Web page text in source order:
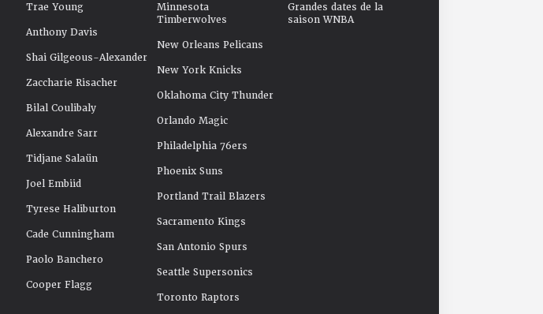
Trae Young
Anthony Davis
Shai Gilgeous-Alexander
Zaccharie Risacher
Bilal Coulibaly
Alexandre Sarr
Tidjane Salaün
Joel Embiid
Tyrese Haliburton
Cade Cunningham
Paolo Banchero
Cooper Flagg
Minnesota
Timberwolves
New Orleans Pelicans
New York Knicks
Oklahoma City Thunder
Orlando Magic
Philadelphia 76ers
Phoenix Suns
Portland Trail Blazers
Sacramento Kings
San Antonio Spurs
Seattle Supersonics
Toronto Raptors
Grandes dates de la
saison WNBA